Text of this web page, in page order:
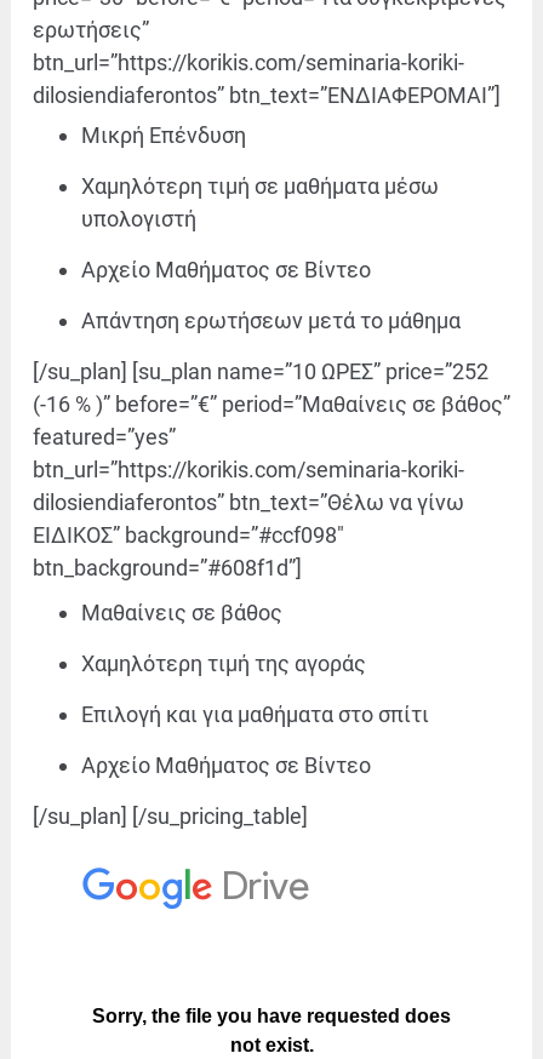
ερωτήσεις”
btn_url=”https://korikis.com/seminaria-koriki-
dilosiendiaferontos” btn_text=”ΕΝΔΙΑΦΕΡΟΜΑΙ”]
Μικρή Επένδυση
Χαμηλότερη τιμή σε μαθήματα μέσω
υπολογιστή
Αρχείο Μαθήματος σε Βίντεο
Απάντηση ερωτήσεων μετά το μάθημα
[/su_plan] [su_plan name=”10 ΩΡΕΣ” price=”252
(-16 % )” before=”€” period=”Μαθαίνεις σε βάθος”
featured=”yes”
btn_url=”https://korikis.com/seminaria-koriki-
dilosiendiaferontos” btn_text=”Θέλω να γίνω
ΕΙΔΙΚΟΣ” background=”#ccf098″
btn_background=”#608f1d”]
Μαθαίνεις σε βάθος
Χαμηλότερη τιμή της αγοράς
Επιλογή και για μαθήματα στο σπίτι
Αρχείο Μαθήματος σε Βίντεο
[/su_plan] [/su_pricing_table]